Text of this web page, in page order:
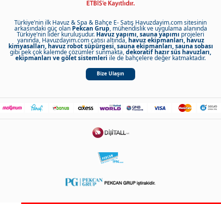
Türkiye’nin ilk Havuz & Spa & Bahçe E- Satış Havuzdayim.com sitesinin
arkasındaki güç olan Pekcan Grup, mühendislik ve uygulama alanında
Türkiye’nin lider kuruluşudur. Havuz yapımı, sauna yapımı projeleri
yanında, Havuzdayim.com çatısı altında, havuz ekipmanları, havuz
kimyasalları, havuz robot süpürgesi, sauna ekipmanları, sauna sobası
gibi pek çok kalemde çözümler sunmakta,dekoratif hazır süs havuzları,
ekipmanları ve gölet sistemleri ile de bahçelere değer katmaktadır.
Bize Ulaşın